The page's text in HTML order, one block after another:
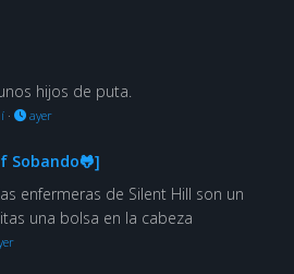
hijos de puta.
· ayer
Sobando🐸]
enfermeras de Silent Hill son un
una bolsa en la cabeza